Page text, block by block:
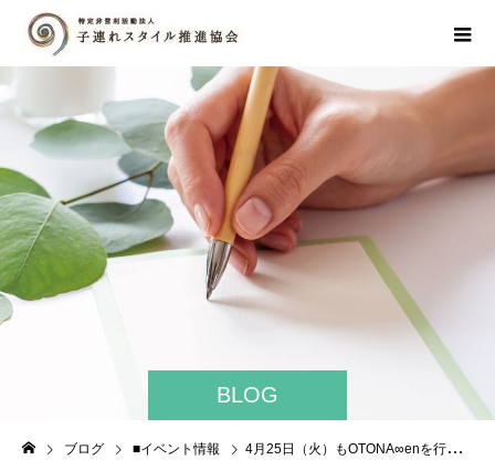
BLOG
ブログ ■イベント情報 4月25日（火）もOTONA∞enを行います!!